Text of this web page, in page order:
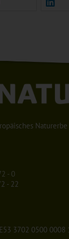
Naturerbe
- 0
- 22
3702 0500 0008